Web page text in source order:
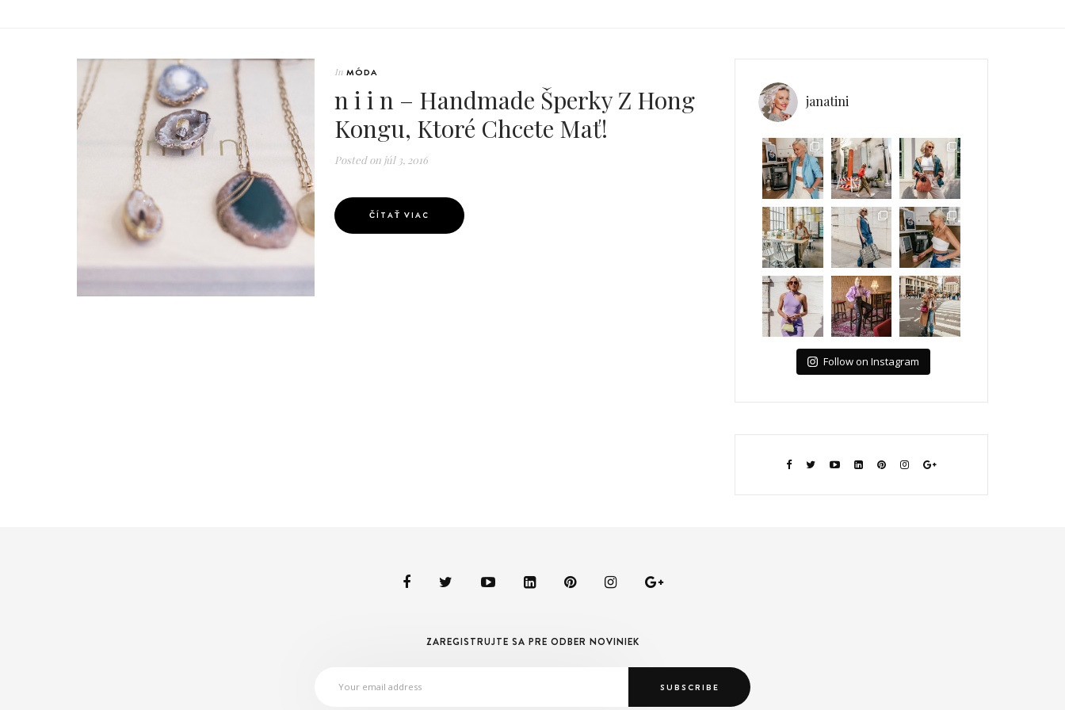
In MÓDA
n i i n – Handmade Šperky Z Hong
Kongu, Ktoré Chcete Mať!
Posted on júl 3, 2016
ČÍTAŤ VIAC
janatini
Follow on Instagram
ZAREGISTRUJTE SA PRE ODBER NOVINIEK